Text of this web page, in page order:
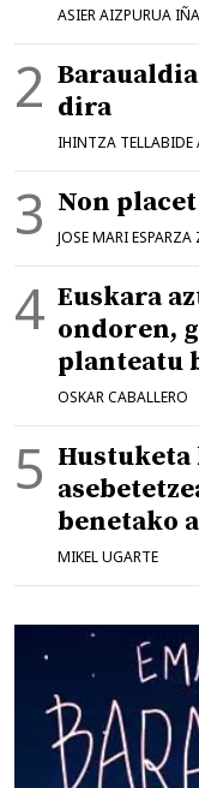
ASIER AIZPURUA
dira
IHINTZA TELLABIDE
Non
JOSE MARI
Euskara
ondoren,
planteatu
OSKAR CABALLERO
Hustuketa
benetako
MIKEL UGARTE